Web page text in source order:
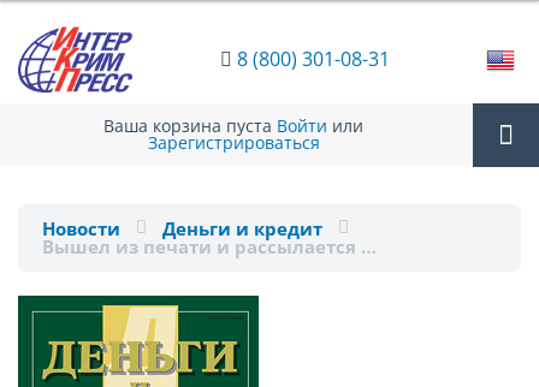
8 (800) 301-08-31
Ваша корзина пуста Войти или
Зарегистрироваться
Новости Деньги и кредит
Вышел из печати и рассылается …